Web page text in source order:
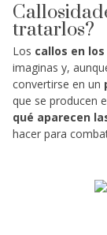
tratarlos?
Los callos en
imaginas y,
convertirse en un
que se producen
qué aparecen
hacer para